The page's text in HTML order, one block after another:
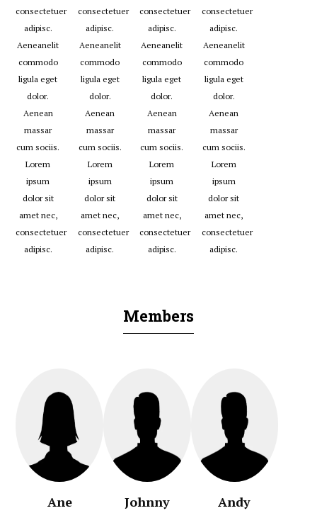
consectetuer
adipisc.
Aeneanelit
commodo
ligula eget
dolor.
Aenean
massar
cum sociis.
Lorem
ipsum
dolor sit
amet nec,
consectetuer
adipisc.
consectetuer
adipisc.
Aeneanelit
commodo
ligula eget
dolor.
Aenean
massar
cum sociis.
Lorem
ipsum
dolor sit
amet nec,
consectetuer
adipisc.
consectetuer
adipisc.
Aeneanelit
commodo
ligula eget
dolor.
Aenean
massar
cum sociis.
Lorem
ipsum
dolor sit
amet nec,
consectetuer
adipisc.
consectetuer
adipisc.
Aeneanelit
commodo
ligula eget
dolor.
Aenean
massar
cum sociis.
Lorem
ipsum
dolor sit
amet nec,
consectetuer
adipisc.
Members
Ane Johnny Andy